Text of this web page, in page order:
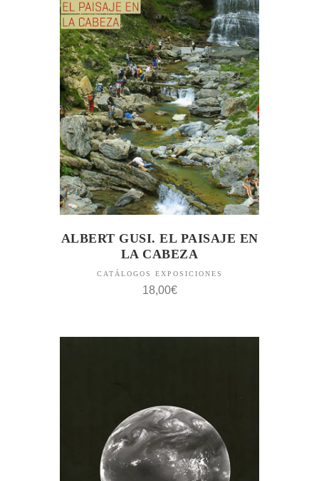
ALBERT GUSI. EL PAISAJE EN
LA CABEZA
CATÁLOGOS EXPOSICIONES
18,00€